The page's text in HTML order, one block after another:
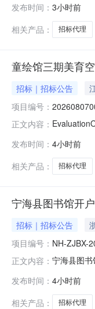
2026-08-
发布时间： 3小时前
相关产品：
招标代理
童绘馆三期美育
招标｜招标公告
项目编号：
正文内容：
概况及采
发布时间： 4小时前
相关产品：
招标代理
宁海县图书馆开
招标｜招标公告
项目编号： NH-ZJBX-
正文内容： 宁海县图
元服务内
【12000元
发布时间： 4小时前
相关产品：
招标代理